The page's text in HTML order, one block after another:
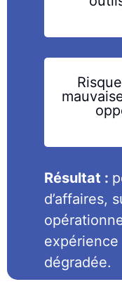
Résultat :
d’affaires,
dégradée.